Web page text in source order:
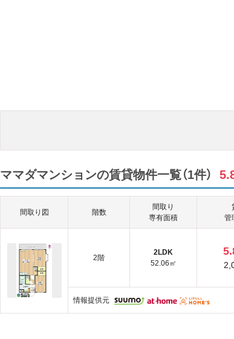
ママダマンションの賃貸物件一覧（1件）
間取り図 階数
間取り
専有面積
管
2階
2LDK
52.06㎡
情報提供元